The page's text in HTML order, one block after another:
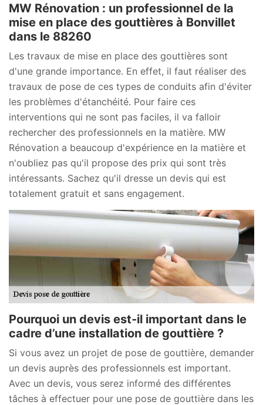
MW Rénovation : un professionnel de la
mise en place des gouttières à Bonvillet
dans le 88260
Les travaux de mise en place des gouttières sont
d'une grande importance. En effet, il faut réaliser des
travaux de pose de ces types de conduits afin d'éviter
les problèmes d'étanchéité. Pour faire ces
interventions qui ne sont pas faciles, il va falloir
rechercher des professionnels en la matière. MW
Rénovation a beaucoup d'expérience en la matière et
n'oubliez pas qu'il propose des prix qui sont très
intéressants. Sachez qu'il dresse un devis qui est
totalement gratuit et sans engagement.
Pourquoi un devis est-il important dans le
cadre d’une installation de gouttière ?
Si vous avez un projet de pose de gouttière, demander
un devis auprès des professionnels est important.
Avec un devis, vous serez informé des différentes
tâches à effectuer pour une pose de gouttière dans les